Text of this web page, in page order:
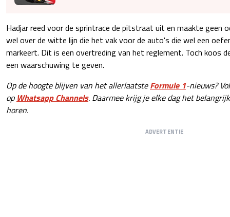
Hadjar reed voor de sprintrace de pitstraat uit en maakte geen
wel over de witte lijn die het vak voor de auto's die wel een
markeert. Dit is een overtreding van het reglement. Toch koos
een waarschuwing te geven.
Op de hoogte blijven van het allerlaatsteFormule 1-nieuws?
op Whatsapp Channels. Daarmee krijg je elke dag het
horen.
ADVERTENTIE